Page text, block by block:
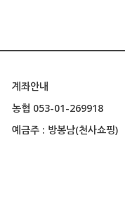
계좌안내
농협 053-01-269918
예금주 : 방봉남(천사쇼핑)